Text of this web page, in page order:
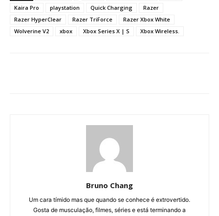
Kaira Pro
playstation Quick Charging
Razer
Razer HyperClear
Razer TriForce
Razer Xbox White
Wolverine V2
xbox Xbox Series X | S Xbox Wireless.
Bruno Chang
Um cara tímido mas que quando se conhece é extrovertido.
Gosta de musculação, filmes, séries e está terminando a